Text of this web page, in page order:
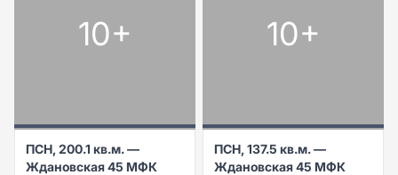
10+
ПСН, 200.1 кв.м. —
Ждановская 45 МФК
10+
ПСН, 137.5 кв.м. —
Ждановская 45 МФК